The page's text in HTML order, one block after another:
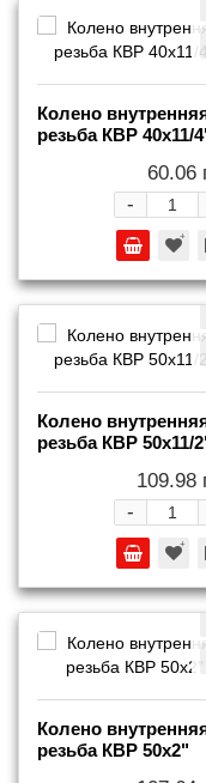
Колено
резьба КВР 40x11/
60.06
-
Колено
резьба КВР 50x11/
109.98
-
Колено
резьба КВР 50x2"